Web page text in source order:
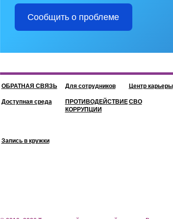
Сообщить о проблеме
ОБРАТНАЯ СВЯЗЬ Для сотрудников Центр карьеры
Доступная среда
ПРОТИВОДЕЙСТВИЕ
КОРРУПЦИИ
СВО
Запись в кружки